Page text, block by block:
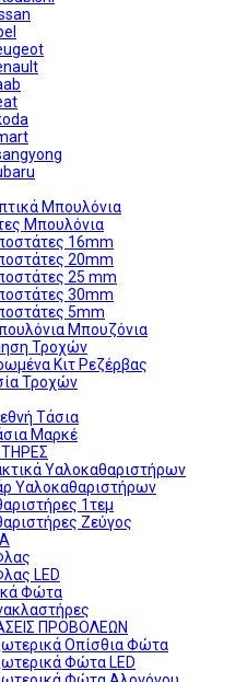
Μπουλόνια
Μπουλόνια
16mm
20mm
25 mm
30mm
5mm
Μπουζόνια
Τροχών
Κιτ Ρεζέρβας
Τροχών
Τάσια
Μαρκέ
Υαλοκαθαριστήρων
Υαλοκαθαριστήρων
1τεμ
Ζεύγος
LED
Φώτα
ΠΡΟΒΟΛΕΩΝ
Οπίσθια Φώτα
Φώτα LED